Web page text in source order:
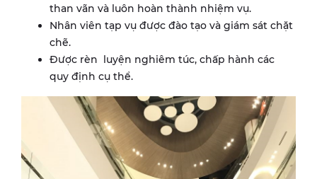
than vãn và luôn hoàn thành nhiệm vụ.
Nhân viên tạp vụ được đào tạo và giám sát chặt
chẽ.
Được rèn luyện nghiêm túc, chấp hành các
quy định cụ thể.